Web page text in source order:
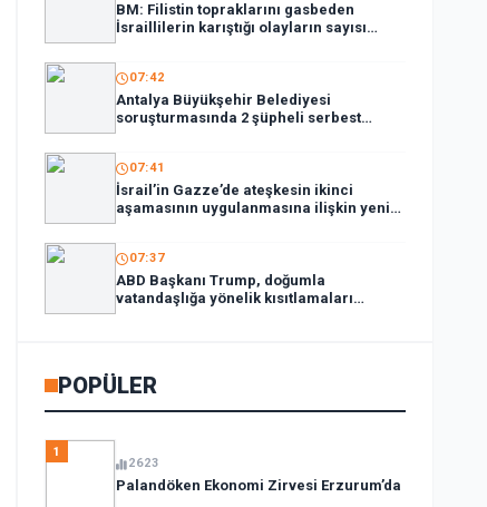
BM: Filistin topraklarını gasbeden
İsraillilerin karıştığı olayların sayısı
1380’i aştı
07:42
Antalya Büyükşehir Belediyesi
soruşturmasında 2 şüpheli serbest
bırakıldı
07:41
İsrail’in Gazze’de ateşkesin ikinci
aşamasının uygulanmasına ilişkin yeni
yol haritasını reddettiği bildirildi
07:37
ABD Başkanı Trump, doğumla
vatandaşlığa yönelik kısıtlamaları
genişleten kararnameler imzaladı
POPÜLER
1
2623
Palandöken Ekonomi Zirvesi Erzurum’da